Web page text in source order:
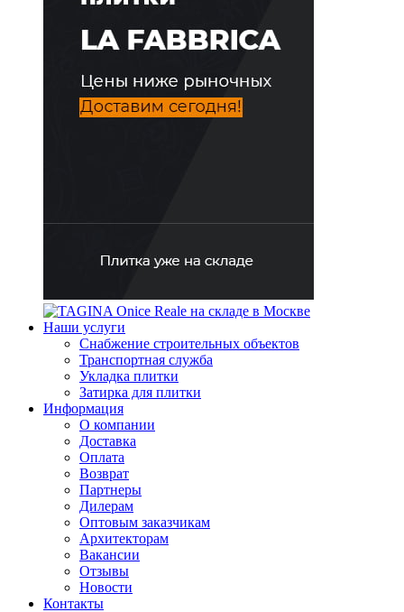
Наши услуги
Снабжение строительных объектов
Транспортная служба
Укладка плитки
Затирка для плитки
Информация
О компании
Доставка
Оплата
Возврат
Партнеры
Дилерам
Оптовым заказчикам
Архитекторам
Вакансии
Отзывы
Новости
Контакты